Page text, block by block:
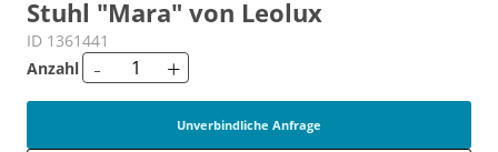
Stuhl "Mara" von Leolux
ID 1361441
Anzahl
- +
Unverbindliche Anfrage